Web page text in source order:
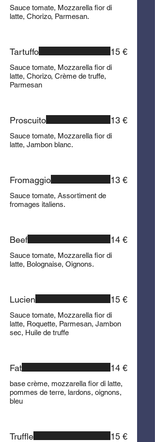
Sauce tomate, Mozzarella fior di
latte, Chorizo, Parmesan.
Tartuffo
Sauce tomate, Mozzarella fior di
latte, Chorizo, Crème de truffe,
Parmesan
15 €
Proscuito
Sauce tomate, Mozzarella fior di
latte, Jambon blanc.
13 €
Fromaggio
Sauce tomate, Assortiment de
fromages italiens.
13 €
Beef
Sauce tomate, Mozzarella fior di
latte, Bolognaise, Oignons.
14 €
Lucien
Sauce tomate, Mozzarella fior di
latte, Roquette, Parmesan, Jambon
sec, Huile de truffe
15 €
Fat
base crème, mozzarella fior di latte,
pommes de terre, lardons, oignons,
bleu
14 €
Truffle 15 €